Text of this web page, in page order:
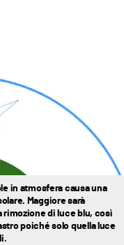
in atmosfera causa una
Maggiore sarà
rimozione di luce blu, così
poiché solo quella luce